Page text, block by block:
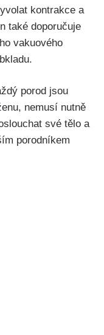
kontrakce⁤ a
také doporučuje
vakuového
porod jsou
​nemusí nutně
své⁤ tělo a‍
porodníkem